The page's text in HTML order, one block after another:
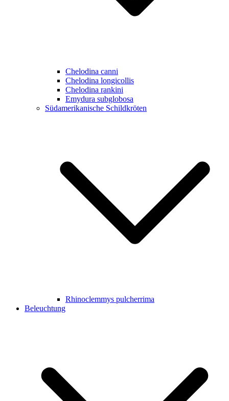
Chelodina canni
Chelodina longicollis
Chelodina rankini
Emydura subglobosa
Südamerikanische Schildkröten
Rhinoclemmys pulcherrima
Beleuchtung